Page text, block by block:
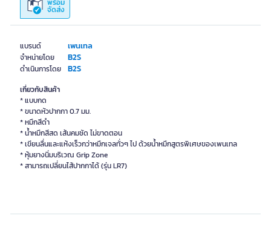
แบรนด์ เพนเทล
จำหน่ายโดย B2S
ดำเนินการโดย B2S
พร้อม
จัดส่ง
เกี่ยวกับสินค้า
* แบบกด
* ขนาดหัวปากกา 0.7 มม.
* หมึกสีดำ
* น้ำหมึกสีสด เส้นคมชัด ไม่ขาดตอน
* เขียนลื่นและแห้งเร็วกว่าหมึกเจลทั่วๆ ไป ด้วยน้ำหมึกสูตรพิเศษของเพนเทล
* หุ้มยางนิ่มบริเวณ Grip Zone
* สามารถเปลี่ยนไส้ปากกาได้ (รุ่น LR7)